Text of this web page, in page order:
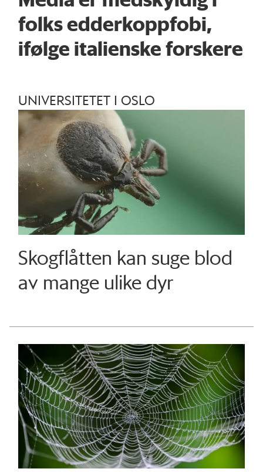
folks edderkopp­fobi,
ifølge italienske forskere
UNIVERSITETET I OSLO
Skogflåtten kan suge blod
av mange ulike dyr